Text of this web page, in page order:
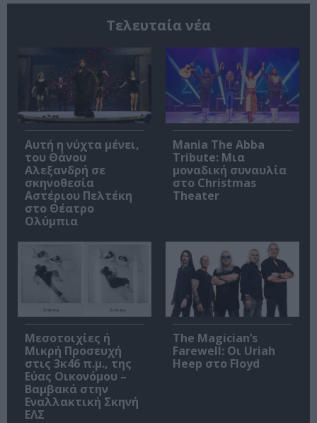
Τελευταία νέα
Αυτή η νύχτα μένει,
του Θάνου
Αλεξανδρή σε
σκηνοθεσία
Αστέριου Πελτέκη
στο Θέατρο
Ολύμπια
Mania The Abba
Tribute: Μια
μοναδική συναυλία
στο Christmas
Theater
Μεσοτοιχίες ή
Μικρή Προσευχή
στις 3κ46 π.μ., της
Εύας Οικονόμου –
Βαμβακά στην
Εναλλακτική Σκηνή
ΕΛΣ
The Magician’s
Farewell: Οι Uriah
Heep στο Floyd